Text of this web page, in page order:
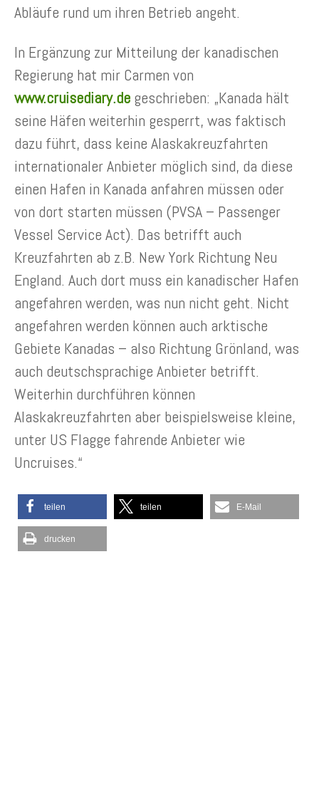
Abläufe rund um ihren Betrieb angeht.
In Ergänzung zur Mitteilung der kanadischen
Regierung hat mir Carmen von
www.cruisediary.de geschrieben: „Kanada hält
seine Häfen weiterhin gesperrt, was faktisch
dazu führt, dass keine Alaskakreuzfahrten
internationaler Anbieter möglich sind, da diese
einen Hafen in Kanada anfahren müssen oder
von dort starten müssen (PVSA – Passenger
Vessel Service Act). Das betrifft auch
Kreuzfahrten ab z.B. New York Richtung Neu
England. Auch dort muss ein kanadischer Hafen
angefahren werden, was nun nicht geht. Nicht
angefahren werden können auch arktische
Gebiete Kanadas – also Richtung Grönland, was
auch deutschsprachige Anbieter betrifft.
Weiterhin durchführen können
Alaskakreuzfahrten aber beispielsweise kleine,
unter US Flagge fahrende Anbieter wie
Uncruises.“
teilen teilen E-Mail
drucken